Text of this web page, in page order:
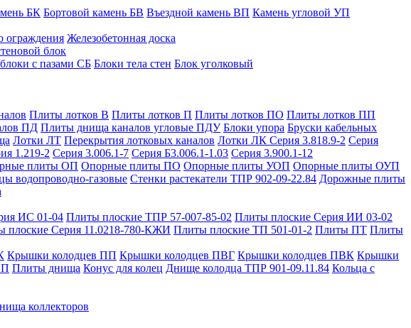
БК Бортовой камень БВ Въездной камень ВП Камень угловой УП
ограждения Железобетонная доска
блок
с пазами СБ Блоки тела стен Блок уголковый
Плиты лотков В Плиты лотков П Плиты лотков ПО Плиты лотков ПП
ПД Плиты днища каналов угловые ПДУ Блоки упора Бруски кабельных
Лотки ЛТ Перекрытия лотковых каналов Лотки ЛК Серия 3.818.9-2 Серия
1.219-2 Серия 3.006.1-7 Серия Б3.006.1-1.03 Серия 3.900.1-12
плиты ОП Опорные плиты ПО Опорные плиты УОП Опорные плиты ОУП
водопроводно-газовые Стенки растекатели ТПР 902-09-22.84 Дорожные плиты
ИС 01-04 Плиты плоские ТПР 57-007-85-02 Плиты плоские Серия ИИ 03-02
плоские Серия 11.0218-780-КЖИ Плиты плоские ТП 501-01-2 Плиты ПТ Плиты
Крышки колодцев ПП Крышки колодцев ПВГ Крышки колодцев ПВК Крышки
Плиты днища Конус для колец Днище колодца ТПР 901-09.11.84 Кольца с
коллекторов